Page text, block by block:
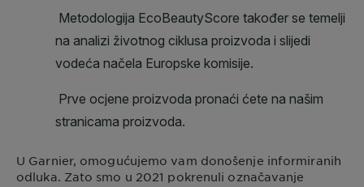
U Garnier, omogućujemo vam donošenje informiranih
odluka. Zato smo u 2021 pokrenuli označavanje